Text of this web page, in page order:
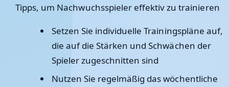
Tipps, um Nachwuchsspieler effektiv zu trainieren
Setzen Sie individuelle Trainingspläne auf,
die auf die Stärken und Schwächen der
Spieler zugeschnitten sind
Nutzen Sie regelmäßig das wöchentliche